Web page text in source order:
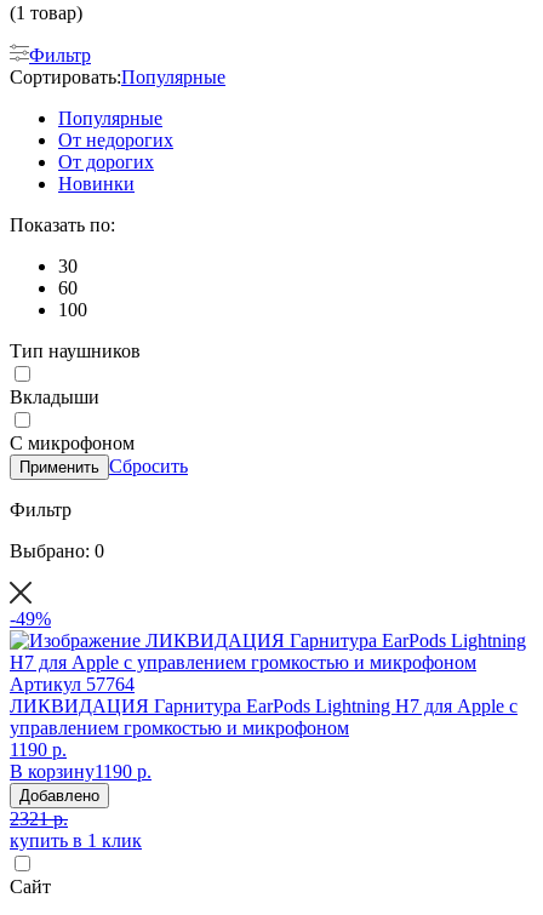
(1 товар)
Фильтр
Сортировать:Популярные
Популярные
От недорогих
От дорогих
Новинки
Показать по:
30
60
100
Тип наушников
Вкладыши
С микрофоном
Применить Сбросить
Фильтр
Выбрано: 0
-49%
Артикул 57764
ЛИКВИДАЦИЯ Гарнитура EarPods Lightning H7 для Apple с
управлением громкостью и микрофоном
1190 р.
В корзину1190 р.
Добавлено
2321 р.
купить в 1 клик
Сайт